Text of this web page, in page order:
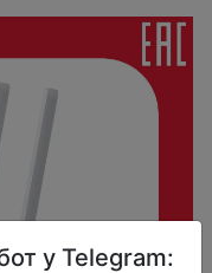
у Telegram: